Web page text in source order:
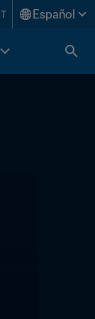
Español